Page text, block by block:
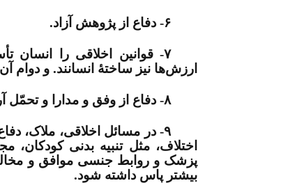
۶- دفاع از پژوهش آزاد .
۷- قوانین اخلاقی را
ارزش‏‌ها نیز ساختۀ انسانند. و
۸- دفاع از وفق و مدارا و تحمّل آرای دیگران
۹- در مسائل اخلاقی، ملاک،
اختلاف، مثل تنبیه بدنی
پزشک و روابط جنسی موافق و
بیشتر پاس داشته شود.